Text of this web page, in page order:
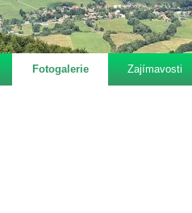
Fotogalerie Zajímavosti